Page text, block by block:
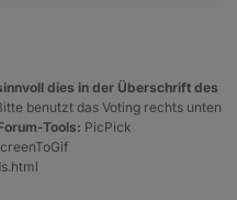
dies in der Überschrift des
benutzt das Voting rechts unten
Tools: PicPick